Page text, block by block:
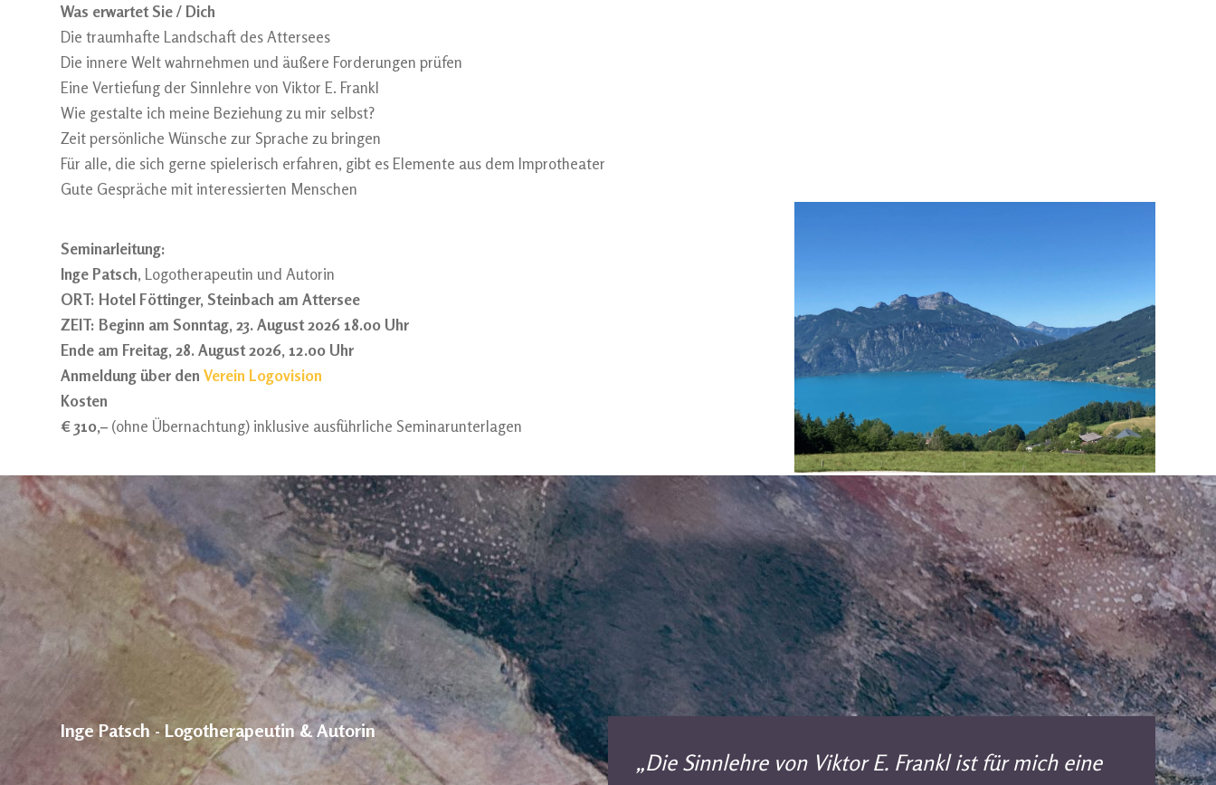
Was erwartet Sie / Dich
Die traumhafte Landschaft des Attersees
Die innere Welt wahrnehmen und äußere Forderungen prüfen
Eine Vertiefung der Sinnlehre von Viktor E. Frankl
Wie gestalte ich meine Beziehung zu mir selbst?
Zeit persönliche Wünsche zur Sprache zu bringen
Für alle, die sich gerne spielerisch erfahren, gibt es Elemente aus dem Improtheater
Gute Gespräche mit interessierten Menschen
Seminarleitung:
Inge Patsch, Logotherapeutin und Autorin
ORT: Hotel Föttinger, Steinbach am Attersee
ZEIT: Beginn am Sonntag, 23. August 2026 18.00 Uhr
Ende am Freitag, 28. August 2026, 12.00 Uhr
Anmeldung über denVerein Logovision
Kosten
€ 310,– (ohne Übernachtung) inklusive ausführliche Seminarunterlagen
Inge Patsch - Logotherapeutin & Autorin
„Die Sinnlehre von Viktor E. Frankl ist für mich eine